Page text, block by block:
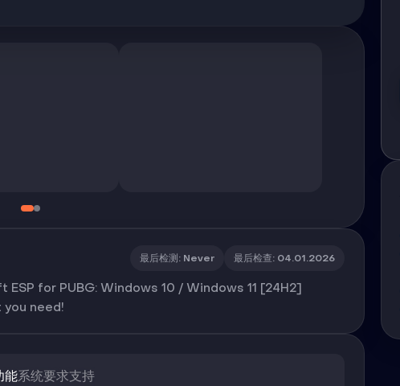
最后检测 : Never 最后检查: 04.01.2026
for PUBG: Windows 10 / Windows 11 [24H2]
need!
能系统要求支持